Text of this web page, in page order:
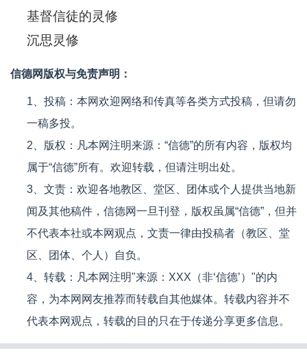
基督信徒的灵修
沉思灵修
信德网版权与免责声明：
1、投稿：本网欢迎网络和传真等各类方式投稿，但请勿
一稿多投。
2、版权：凡本网注明来源：“信德”的所有内容，版权均
属于“信德”所有。欢迎转载，但请注明出处。
3、文责：欢迎各地教区、堂区、团体或个人提供当地新
闻及其他稿件，信德网一旦刊登，版权虽属“信德”，但并
不代表本社或本网观点，文责一律由投稿者（教区、堂
区、团体、个人）自负。
4、转载：凡本网注明"来源：XXX（非‘信德’）"的内
容，为本网网友推荐而转载自其他媒体。转载内容并不
代表本网观点，转载的目的只在于传递分享更多信息。